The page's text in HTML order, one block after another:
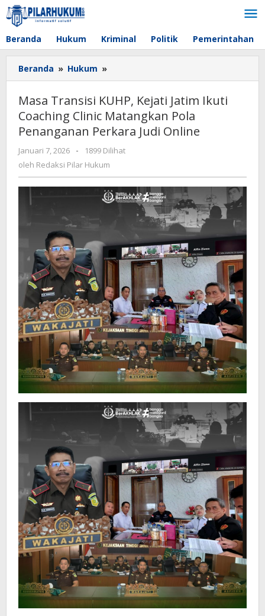
Lewati
ke
konten
Beranda Hukum Kriminal Politik Pemerintahan
Beranda » Hukum »
Transisi
Kejati
Jatim
Ikuti
Clinic
Matangkan
Pola
Penanganan
Perkara
Judi
Masa Transisi KUHP, Kejati Jatim Ikuti
Coaching Clinic Matangkan Pola
Penanganan Perkara Judi Online
Januari 7, 2026
oleh
Redaksi
Hukum
-
1899 Dilihat
oleh Redaksi Pilar Hukum